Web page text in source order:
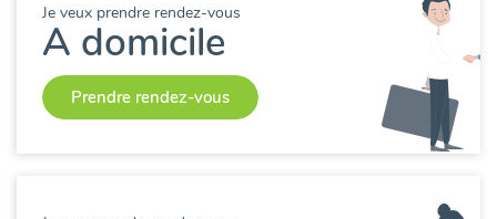
Je veux prendre rendez-vous
A domicile
Prendre rendez-vous